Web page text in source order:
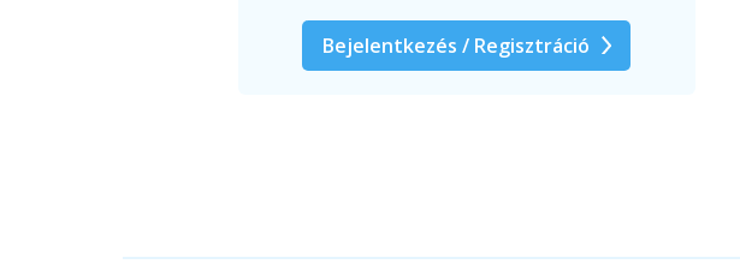
Bejelentkezés / Regisztráció